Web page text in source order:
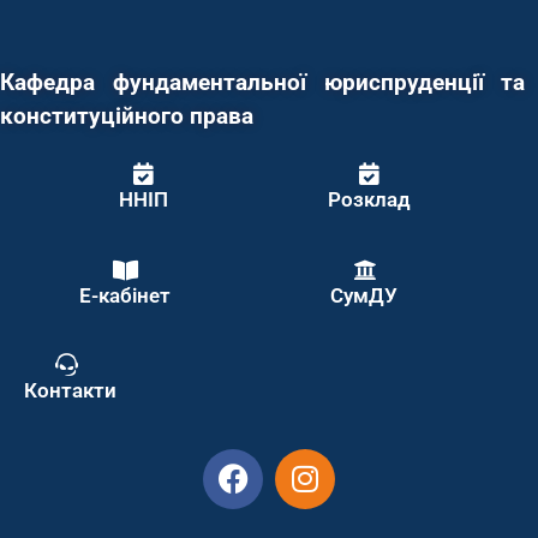
Кафедра фундаментальної юриспруденції та
конституційного права
ННІП Розклад
Е-кабінет СумДУ
Контакти